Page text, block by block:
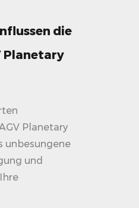
die
Planetary
Planetary
unbesungene
und